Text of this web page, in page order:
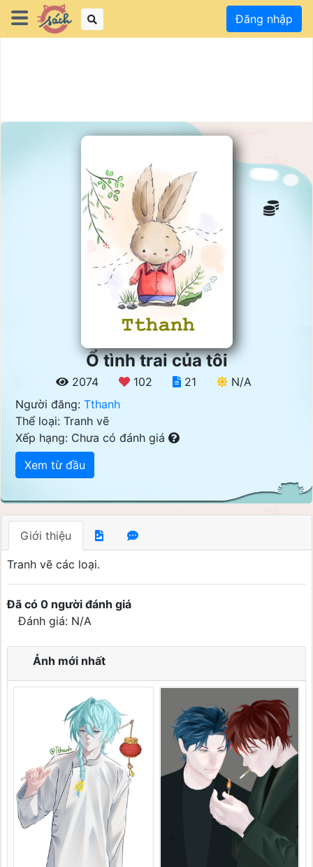
Đăng nhập
Ổ tình trai của tôi
2074 102 21
N/A
Người đăng: Tthanh
Thể loại: Tranh vẽ
Xếp hạng: Chưa có đánh giá
Xem từ đầu
Giới thiệu
Tranh vẽ các loại.
Đã có 0 người đánh giá
Đánh giá: N/A
Ảnh mới nhất